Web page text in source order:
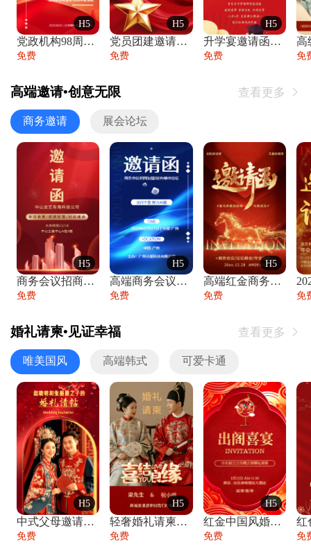
H5
党政机构98周年八一建军节庆祝晚会活动邀
免费
H5
党员团建邀请函党建活动风采党会工作汇报总
免费
H5
升学宴邀请函喜报金榜题名高端谢师宴邀请函
免费 免
高端邀请•创意无限 查看更多 
商务邀请 展会论坛
H5
商务会议招商展会科技峰会邀请函年会邀请
免费
H5
高端商务会议招商加盟展会峰会论坛邀请函
免费
H5
高端红金商务会议年会年终盛典答谢邀请函
免费 免
婚礼请柬•见证幸福 查看更多 
唯美国风 高端韩式 可爱卡通
H5
中式父母邀请函婚礼结婚请柬请贴父母邀请方
免费
H5
轻奢婚礼请柬婚礼邀请函结婚照请帖
免费
H5
红金中国风婚礼请柬出阁喜宴嫁女请帖出阁宴
免费 免